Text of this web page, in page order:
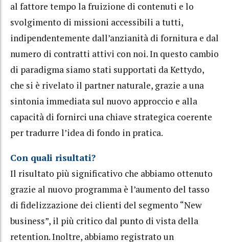
al fattore tempo la fruizione di contenuti e lo
svolgimento di missioni accessibili a tutti,
indipendentemente dall’anzianità di fornitura e dal
numero di contratti attivi con noi. In questo cambio
di paradigma siamo stati supportati da Kettydo,
che si è rivelato il partner naturale, grazie a una
sintonia immediata sul nuovo approccio e alla
capacità di fornirci una chiave strategica coerente
per tradurre l’idea di fondo in pratica.
Con quali risultati?
Il risultato più significativo che abbiamo ottenuto
grazie al nuovo programma è l’aumento del tasso
di fidelizzazione dei clienti del segmento “New
business”, il più critico dal punto di vista della
retention. Inoltre, abbiamo registrato un